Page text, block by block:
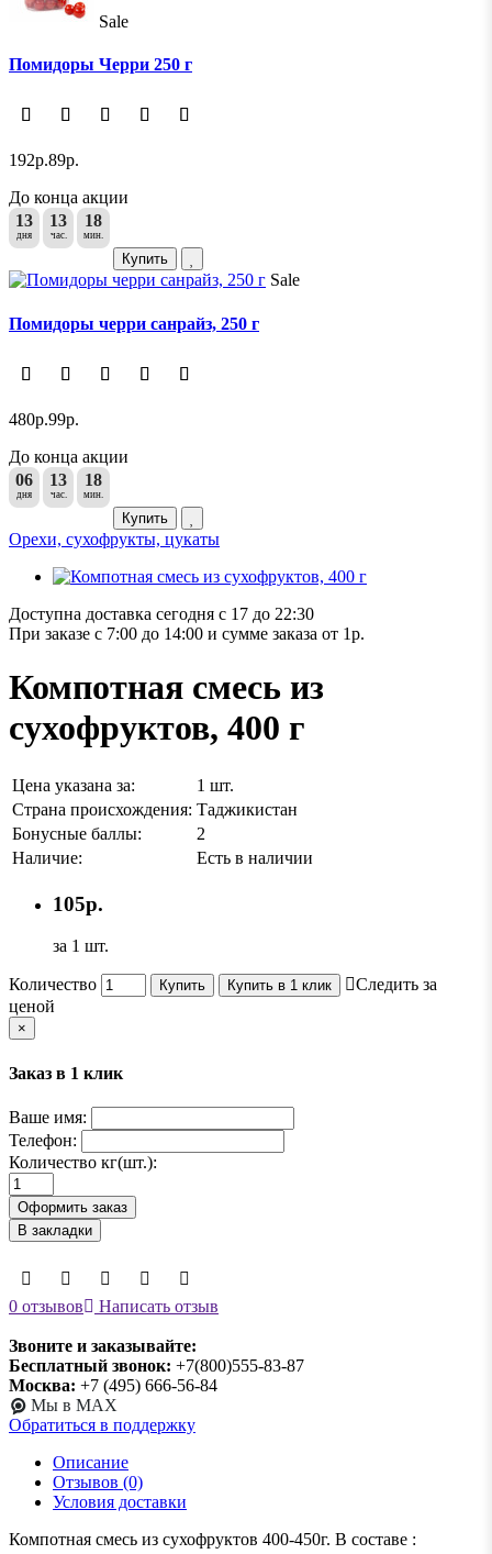
Sale
Помидоры Черри 250 г
192р.89р.
До конца акции
13
дня
13
час.
18
мин.
Купить
Sale
Помидоры черри санрайз, 250 г
480р.99р.
До конца акции
06
дня
13
час.
18
мин.
Купить
Орехи, сухофрукты, цукаты
Доступна доставка сегодня с 17 до 22:30
При заказе с 7:00 до 14:00 и сумме заказа от 1р.
Компотная смесь из
сухофруктов, 400 г
Цена указана за:
1 шт.
Страна происхождения: Таджикистан
Бонусные баллы:
2
Наличие:
Есть в наличии
105р.
за 1 шт.
Количество Купить Купить в 1 клик
Следить за
ценой
×
Заказ в 1 клик
Ваше имя:
Телефон:
Количество кг(шт.):
Оформить заказ
В закладки
0 отзывов Написать отзыв
Звоните и заказывайте:
Бесплатный звонок: +7(800)555-83-87
Москва: +7 (495) 666-56-84
Мы в MAX
Обратиться в поддержку
Описание
Отзывов (0)
Условия доставки
Компотная смесь из сухофруктов 400-450г. В составе :